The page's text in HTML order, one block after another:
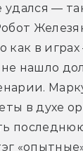
удался —
как в
нашло
в духе